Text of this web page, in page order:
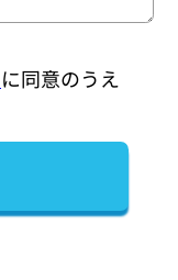
に同意のうえ